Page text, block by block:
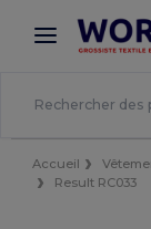
× Appli
Meilleurs
Accueil
Result RC033